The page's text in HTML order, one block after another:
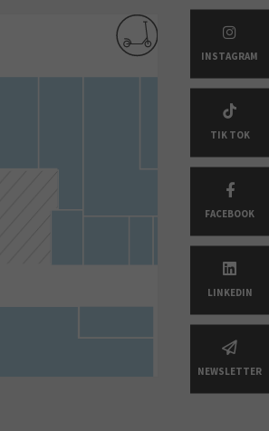
INSTAGRAM
TIK TOK
FACEBOOK
LINKEDIN
NEWSLETTER